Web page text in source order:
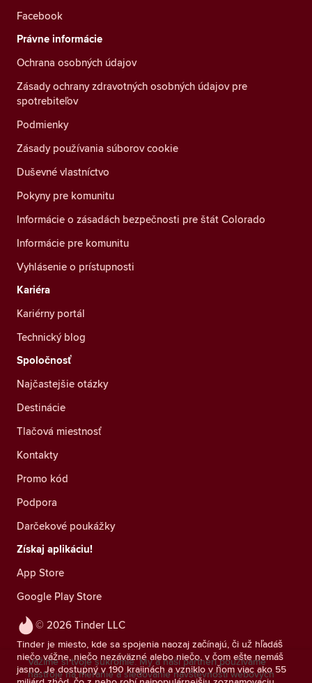
© 2026 Tinder LLC
Tinder je miesto, kde sa spojenia naozaj začínajú, či už hľadáš
niečo vážne, niečo nezáväzné alebo niečo, v čom ešte nemáš
jasno. Je dostupný v 190 krajinách a vzniklo v ňom viac ako 55
Facebook
Právne informácie
Ochrana osobných údajov
Zásady ochrany zdravotných osobných údajov pre
spotrebiteľov
Podmienky
Zásady používania súborov cookie
Duševné vlastníctvo
Pokyny pre komunitu
Informácie o zásadách bezpečnosti pre štát Colorado
Informácie pre komunitu
Vyhlásenie o prístupnosti
Kariéra
Kariérny portál
Technický blog
Spoločnosť
Najčastejšie otázky
Destinácie
Tlačová miestnosť
Kontakty
Promo kód
Podpora
Darčekové poukážky
Získaj aplikáciu!
App Store
Google Play Store
Vážime si tvoje súkromie. My a naši partneri používame
nástroje na meranie a sledovanie návštevnosti webových